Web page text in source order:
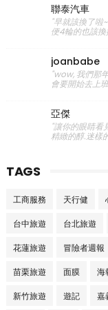
聯泰汽車
"早就該換了
便4輪的也該換
joanbabe
"wow, 我們那
會要開始去上
亞傑
"讓你的眼睛看
精緻的醇.迷樣
TAGS
工商服務 天行健
台中旅遊 台北旅遊
花蓮旅遊 冒險者週報
苗栗旅遊 面膜 海
新竹旅遊 遊記 嘉